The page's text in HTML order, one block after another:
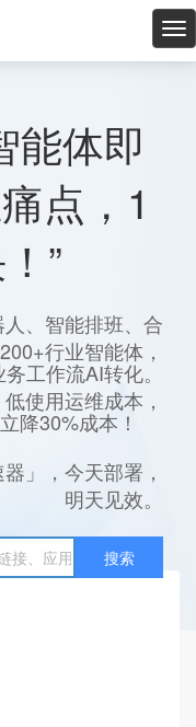
星
能体即
点，1
”
、智能排班、合
行业智能体，
工作流AI转化。
使用运维成本，
降30%成本！
」，今天部署，
明天见效。
搜索